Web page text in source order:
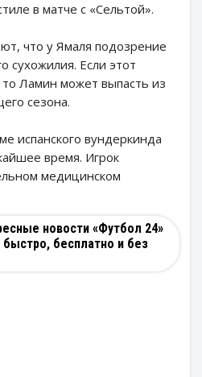
в матче с «Сельтой».
что у Ямаля подозрение
сухожилия. Если этот
Ламин может выпасть из
сезона.
испанского вундеркинда
время. Игрок
медицинском
новости «Футбол 24»
бесплатно и без